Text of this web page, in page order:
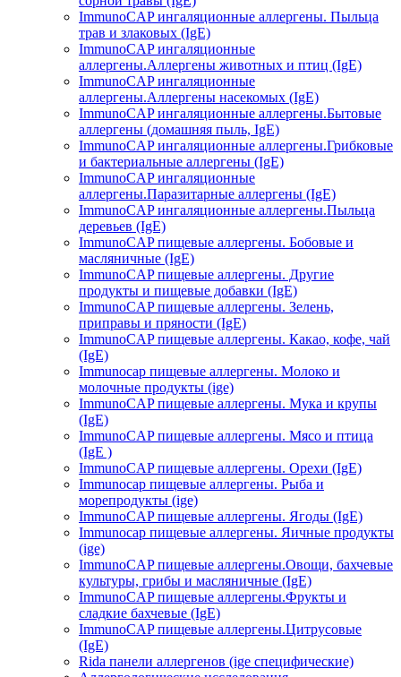
ImmunoCAP ингаляционные аллергены. Пыльца
трав и злаковых (IgE)
ImmunoCAP ингаляционные
аллергены.Аллергены животных и птиц (IgE)
ImmunoCAP ингаляционные
аллергены.Аллергены насекомых (IgE)
ImmunoCAP ингаляционные аллергены.Бытовые
аллергены (домашняя пыль, IgЕ)
ImmunoCAP ингаляционные аллергены.Грибковые
и бактериальные аллергены (IgE)
ImmunoCAP ингаляционные
аллергены.Паразитарные аллергены (IgE)
ImmunoCAP ингаляционные аллергены.Пыльца
деревьев (IgE)
ImmunoCAP пищевые аллергены. Бобовые и
масляничные (IgE)
ImmunoCAP пищевые аллергены. Другие
продукты и пищевые добавки (IgE)
ImmunoCAP пищевые аллергены. Зелень,
приправы и пряности (IgE)
ImmunoCAP пищевые аллергены. Какао, кофе, чай
(IgE)
Immunocap пищевые аллергены. Молоко и
молочные продукты (ige)
ImmunoCAP пищевые аллергены. Мука и крупы
(IgE)
ImmunoCAP пищевые аллергены. Мясо и птица
(IgE )
ImmunoCAP пищевые аллергены. Орехи (IgE)
Immunocap пищевые аллергены. Рыба и
морепродукты (ige)
ImmunoCAP пищевые аллергены. Ягоды (IgE)
Immunocap пищевые аллергены. Яичные продукты
(ige)
ImmunoCAP пищевые аллергены.Овощи, бахчевые
культуры, грибы и масляничные (IgE)
ImmunoCAP пищевые аллергены.Фрукты и
сладкие бахчевые (IgE)
ImmunoCAP пищевые аллергены.Цитрусовые
(IgE)
Rida панели аллергенов (ige специфические)